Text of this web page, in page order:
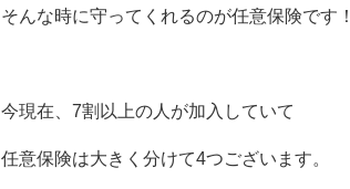
そんな時に守ってくれるのが任意保険です！
今現在、7割以上の人が加入していて
任意保険は大きく分けて4つございます。